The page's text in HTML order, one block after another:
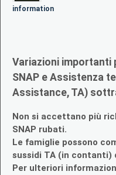
information
Variazioni importanti
SNAP e Assistenza
Assistance, TA)
Non si accettano più
SNAP rubati.
Le famiglie possono
sussidi TA (in contanti)
Per ulteriori